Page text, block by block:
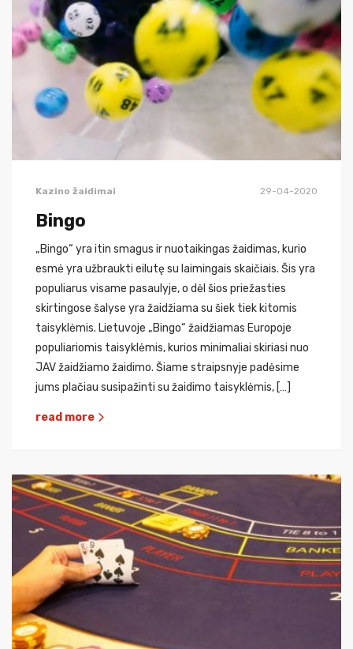
Kazino žaidimai 29-04-2020
Bingo
„Bingo“ yra itin smagus ir nuotaikingas žaidimas, kurio
esmė yra užbraukti eilutę su laimingais skaičiais. Šis yra
populiarus visame pasaulyje, o dėl šios priežasties
skirtingose šalyse yra žaidžiama su šiek tiek kitomis
taisyklėmis. Lietuvoje „Bingo“ žaidžiamas Europoje
populiariomis taisyklėmis, kurios minimaliai skiriasi nuo
JAV žaidžiamo žaidimo. Šiame straipsnyje padėsime
jums plačiau susipažinti su žaidimo taisyklėmis, […]
read more